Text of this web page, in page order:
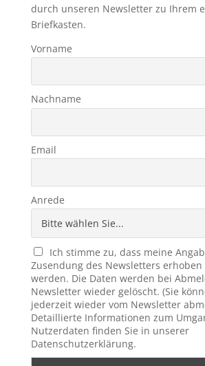
durch unseren Newsletter zu Ihrem
Briefkasten.
Vorname
Nachname
Email
Anrede
Ich stimme zu, dass meine
Zusendung des Newsletters
werden. Die Daten werden bei
Newsletter wieder gelöscht. (Sie
jederzeit wieder vom Newsletter
Detaillierte Informationen zum
Nutzerdaten finden Sie in unserer
Datenschutzerklärung.